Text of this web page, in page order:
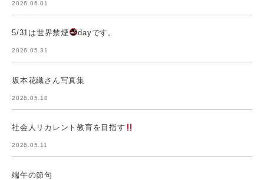
2026.06.01
5/31は世界禁煙 dayです。
2026.05.31
坂本花織さん写真集
2026.05.18
社会人リカレント教育を目指す
2026.05.11
端午の節句